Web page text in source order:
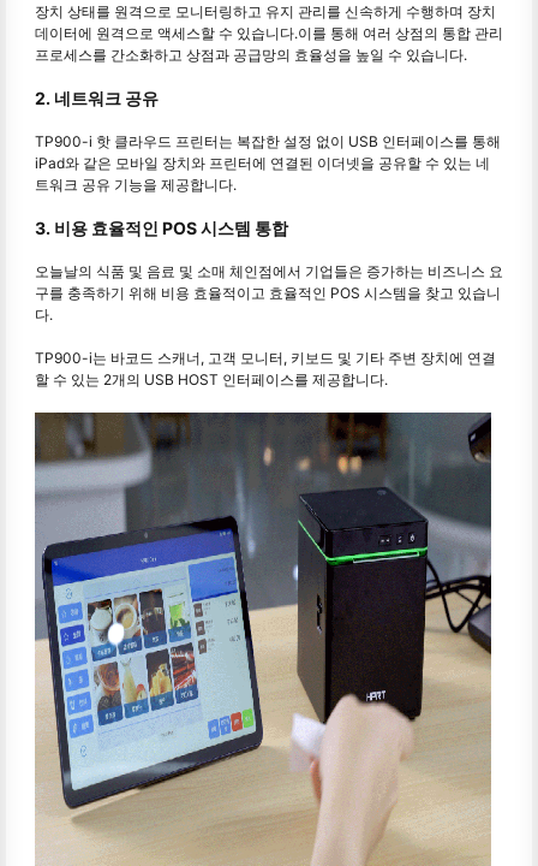
장치 상태를 원격으로 모니터링하고 유지 관리를 신속하게 수행하며 장치
데이터에 원격으로 액세스할 수 있습니다.이를 통해 여러 상점의 통합 관리
프로세스를 간소화하고 상점과 공급망의 효율성을 높일 수 있습니다.
2. 네트워크 공유
TP900-i 핫 클라우드 프린터는 복잡한 설정 없이 USB 인터페이스를 통해
iPad와 같은 모바일 장치와 프린터에 연결된 이더넷을 공유할 수 있는 네
트워크 공유 기능을 제공합니다.
3. 비용 효율적인 POS 시스템 통합
오늘날의 식품 및 음료 및 소매 체인점에서 기업들은 증가하는 비즈니스 요
구를 충족하기 위해 비용 효율적이고 효율적인 POS 시스템을 찾고 있습니
다.
TP900-i는 바코드 스캐너, 고객 모니터, 키보드 및 기타 주변 장치에 연결
할 수 있는 2개의 USB HOST 인터페이스를 제공합니다.